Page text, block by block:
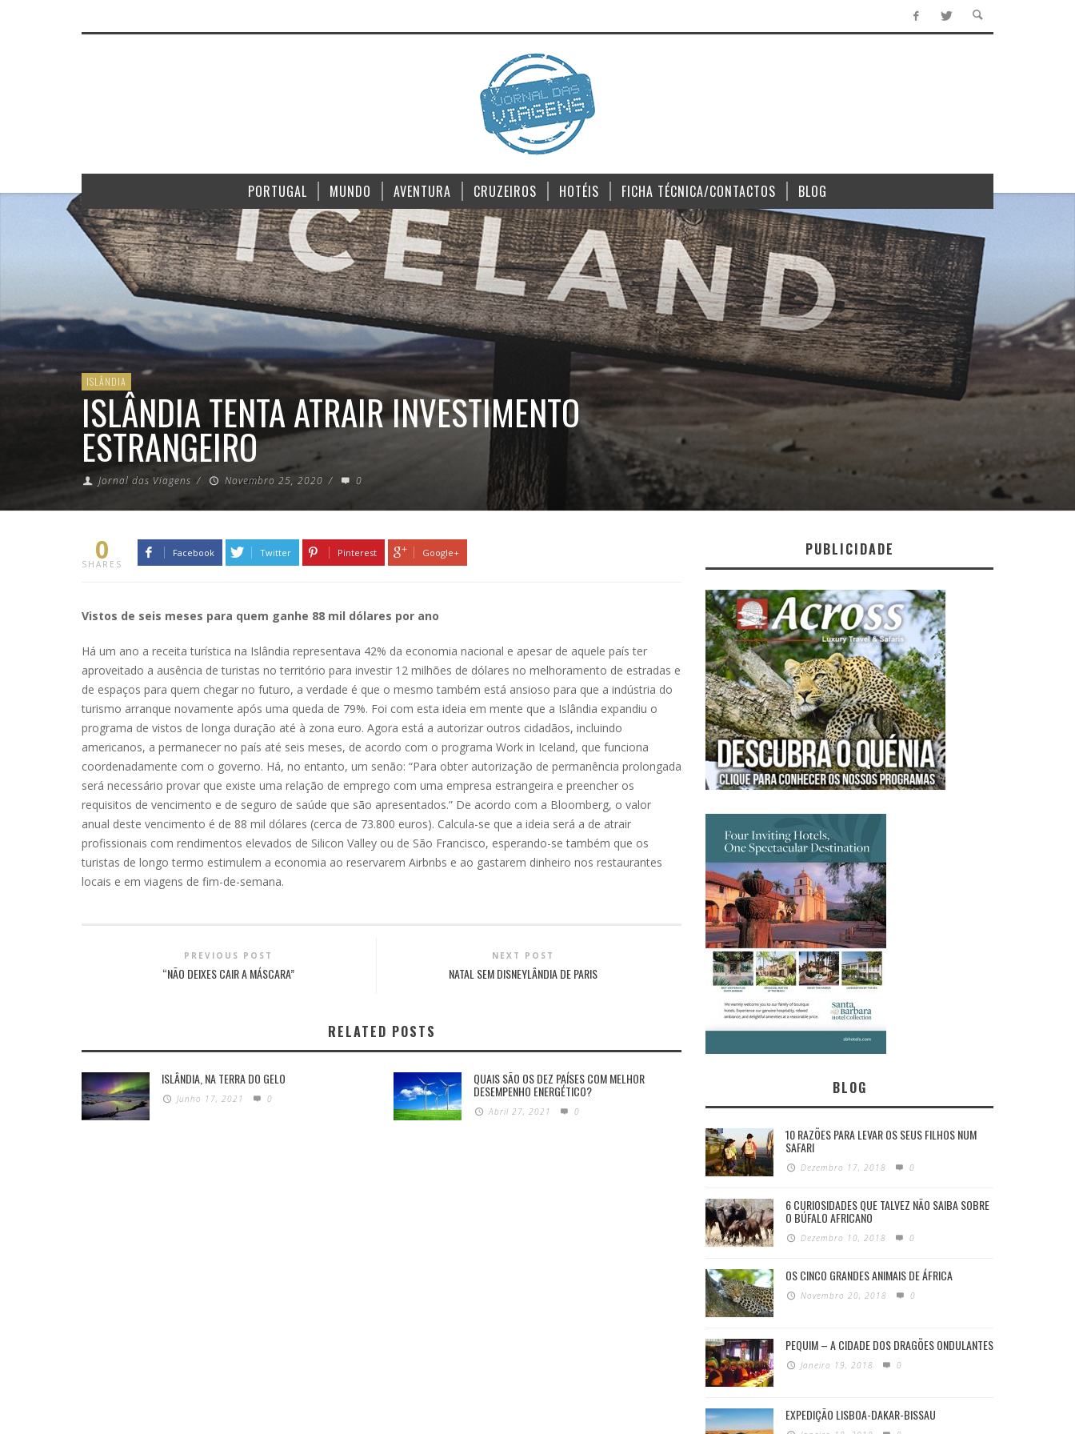
PORTUGAL MUNDO AVENTURA CRUZEIROS HOTÉIS FICHA TÉCNICA/CONTACTOS BLOG
ISLÂNDIA
ISLÂNDIA TENTA ATRAIR INVESTIMENTO
ESTRANGEIRO
Jornal das Viagens / Novembro 25, 2020 / 0
0
SHARES
Facebook Twitter Pinterest Google+
Vistos de seis meses para quem ganhe 88 mil dólares por ano
Há um ano a receita turística na Islândia representava 42% da economia nacional e apesar de aquele país ter
aproveitado a ausência de turistas no território para investir 12 milhões de dólares no melhoramento de estradas e
de espaços para quem chegar no futuro, a verdade é que o mesmo também está ansioso para que a indústria do
turismo arranque novamente após uma queda de 79%. Foi com esta ideia em mente que a Islândia expandiu o
programa de vistos de longa duração até à zona euro. Agora está a autorizar outros cidadãos, incluindo
americanos, a permanecer no país até seis meses, de acordo com o programa Work in Iceland, que funciona
coordenadamente com o governo. Há, no entanto, um senão: “Para obter autorização de permanência prolongada
será necessário provar que existe uma relação de emprego com uma empresa estrangeira e preencher os
requisitos de vencimento e de seguro de saúde que são apresentados.” De acordo com a Bloomberg, o valor
anual deste vencimento é de 88 mil dólares (cerca de 73.800 euros). Calcula-se que a ideia será a de atrair
profissionais com rendimentos elevados de Silicon Valley ou de São Francisco, esperando-se também que os
turistas de longo termo estimulem a economia ao reservarem Airbnbs e ao gastarem dinheiro nos restaurantes
locais e em viagens de fim-de-semana.
PREVIOUS POST
“NÃO DEIXES CAIR A MÁSCARA”
NEXT POST
NATAL SEM DISNEYLÂNDIA DE PARIS
RELATED POSTS
ISLÂNDIA, NA TERRA DO GELO
Junho 17, 2021 0
QUAIS SÃO OS DEZ PAÍSES COM MELHOR
DESEMPENHO ENERGÉTICO?
Abril 27, 2021 0
PUBLICIDADE
BLOG
10 RAZÕES PARA LEVAR OS SEUS FILHOS NUM
SAFARI
Dezembro 17, 2018 0
6 CURIOSIDADES QUE TALVEZ NÃO SAIBA SOBRE
O BÚFALO AFRICANO
Dezembro 10, 2018 0
OS CINCO GRANDES ANIMAIS DE ÁFRICA
Novembro 20, 2018 0
PEQUIM – A CIDADE DOS DRAGÕES ONDULANTES
Janeiro 19, 2018 0
EXPEDIÇÃO LISBOA-DAKAR-BISSAU